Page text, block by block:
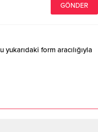
yukarıdaki form aracılığıyla